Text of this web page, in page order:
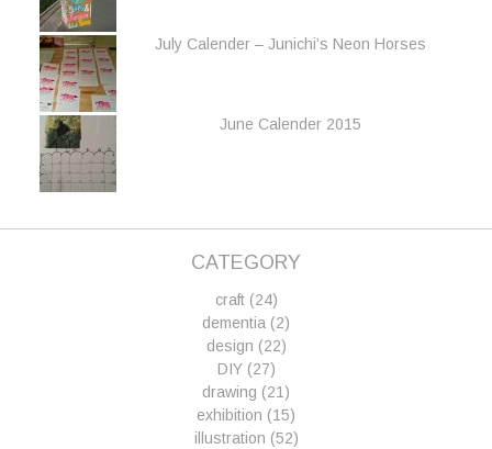
July Calender – Junichi’s Neon Horses
June Calender 2015
CATEGORY
craft(24)
dementia (2)
design (22)
DIY(27)
drawing (21)
exhibition (15)
illustration (52)